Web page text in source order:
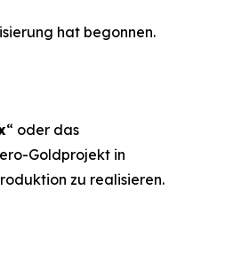
hat begonnen.
“ oder das
Goldprojekt in
zu realisieren.